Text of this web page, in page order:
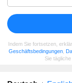
Indem Sie fortsetzen,
Geschäftsbedingungen
Sie